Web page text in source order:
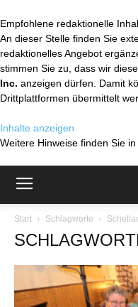
Empfohlene redaktionelle
An dieser Stelle finden Sie
redaktionelles Angebot
stimmen Sie zu, dass wir
Inc. anzeigen dürfen. Damit
Drittplattformen übermittelt
Inhalte anzeigen
Weitere Hinweise finden Sie
Start Schlagworte